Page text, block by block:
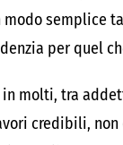
modo semplice
per quel
in molti, tra
credibili,